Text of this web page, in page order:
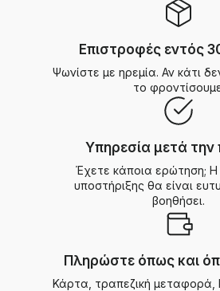
Επιστροφές εντός
Ψωνίστε με ηρεμία. Αν κάτι
το
Υπηρεσία μετά
Έχετε κάποια ερώτηση;
υποστήριξης θα είναι
βοηθήσει.
Πληρώστε όπως και
Κάρτα, τραπεζική μεταφορά,